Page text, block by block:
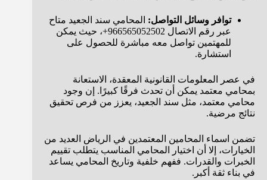
توافر وسائل التواصل: المحامي سند الجعيد متاح
عبر رقم الاتصال 966565052502+، حيث يمكن
للمهتمين تواصل معه مباشرة للحصول على
استشارة.
في عصر المعلومات القانونية المعقدة، الاستعانة
بمحامي معتمد يمكن أن تحدث فرقًا كبيرًا. إن وجود
محامي معتمد، مثل سند الجعيد، يعزز من فرص تحقيق
نتائج مرضية.
تضمن اسماء المحامين المعتمدين في الرياض العديد من
الخيارات، إلا أن اختيار المحامي المناسب يتطلب تقييم
الخبرات والقدرات. ففهم خلفية وتاريخ المحامي يساعد
في بناء ثقة أكبر.